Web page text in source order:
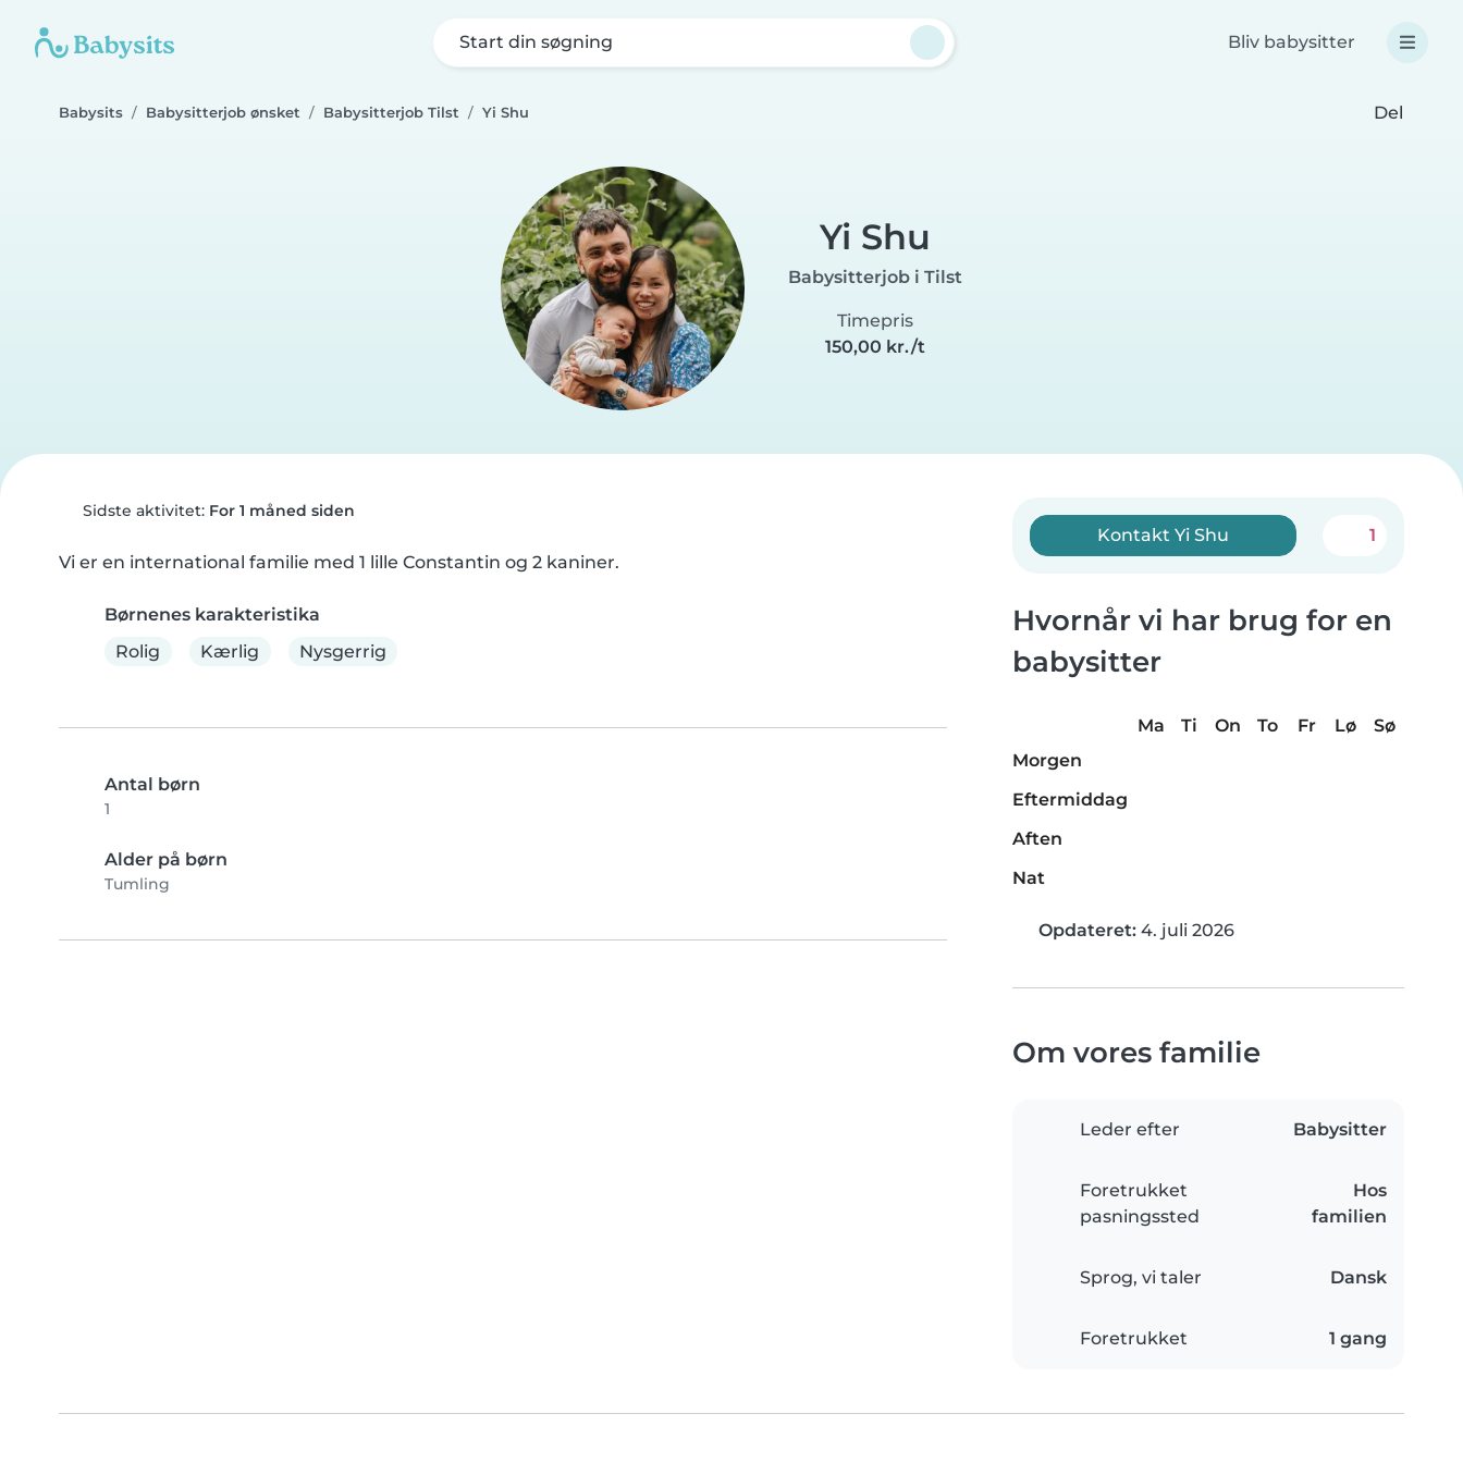
Start din søgning Bliv babysitter
Babysits Babysitterjob ønsket Babysitterjob Tilst Yi Shu Del
Yi Shu
Babysitterjob i Tilst
Timepris
150,00 kr./t
Sidste aktivitet: For 1 måned siden
Vi er en international familie med 1 lille Constantin og 2 kaniner.
Børnenes karakteristika
Rolig
Kærlig Nysgerrig
Antal børn
1
Alder på børn
Tumling
Kontakt Yi Shu 1
Hvornår vi har brug for en
babysitter
Ma Ti On To Fr Lø
Sø
Morgen
Eftermiddag
Aften
Nat
Opdateret: 4. juli 2026
Om vores familie
Leder efter Babysitter
Foretrukket
pasningssted
Hos
familien
Sprog, vi taler Dansk
Foretrukket 1 gang